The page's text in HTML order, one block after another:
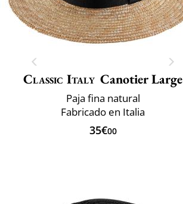
Classic Italy Canotier Large
Paja fina natural
Fabricado en Italia
35€00